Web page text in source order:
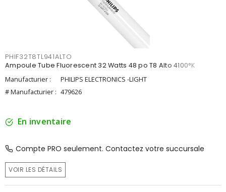
PHIF32T8TL941ALTO
Ampoule Tube Fluorescent 32 Watts 48 po T8 Alto 4100°K
Manufacturier :
PHILIPS ELECTRONICS -LIGHT
# Manufacturier : 479626
En inventaire
Compte PRO seulement. Contactez votre succursale
VOIR LES DÉTAILS